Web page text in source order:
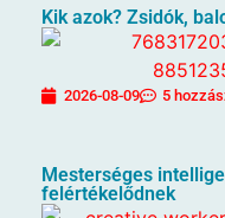
Kik azok? Zsidók,
2026-08-09 5
Mesterséges
felértékelődnek